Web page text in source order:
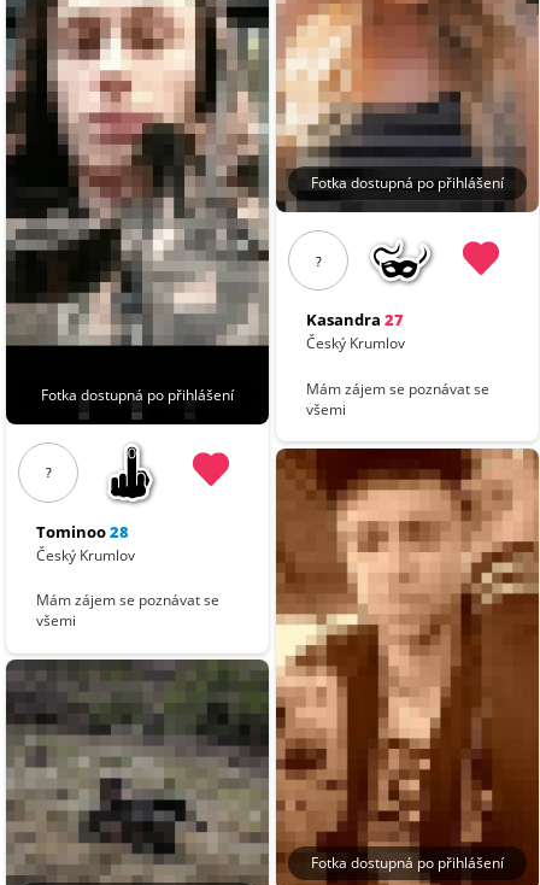
Fotka dostupná po přihlášení
?
Tominoo28
Český Krumlov
Mám zájem se poznávat se
všemi
Fotka dostupná po přihlášení
?
Kasandra 27
Český Krumlov
Mám zájem se poznávat se
všemi
Fotka dostupná po přihlášení